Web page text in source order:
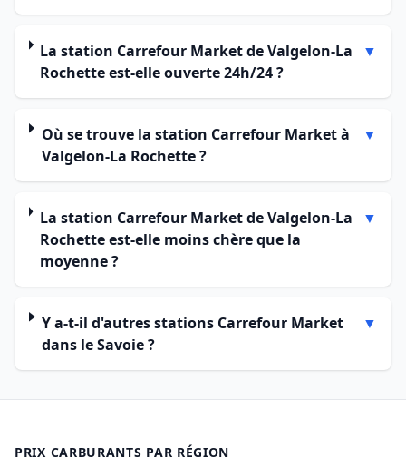
La station Carrefour Market de Valgelon-La
Rochette est-elle ouverte 24h/24 ?
▼
Où se trouve la station Carrefour Market à
Valgelon-La Rochette ?
▼
La station Carrefour Market de Valgelon-La
Rochette est-elle moins chère que la
moyenne ?
▼
Y a-t-il d'autres stations Carrefour Market
dans le Savoie ?
▼
PRIX CARBURANTS PAR RÉGION